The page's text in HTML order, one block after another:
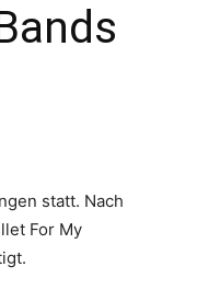
statt. Nach
For My